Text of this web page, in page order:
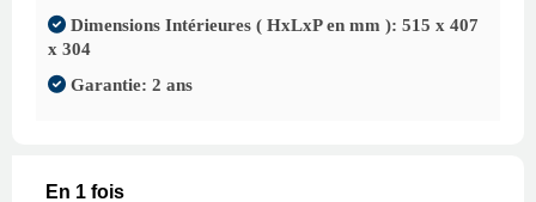
Dimensions Intérieures ( HxLxP en mm ): 515 x 407
x 304
Garantie: 2 ans
En 1 fois